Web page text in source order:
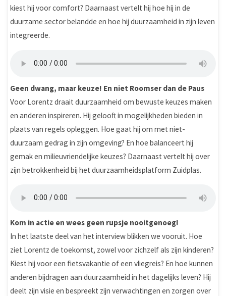
kiest hij voor comfort? Daarnaast vertelt hij hoe hij in de
duurzame sector belandde en hoe hij duurzaamheid in zijn leven
integreerde.
Geen dwang, maar keuze! En niet Roomser dan de Paus
Voor Lorentz draait duurzaamheid om bewuste keuzes maken
en anderen inspireren. Hij gelooft in mogelijkheden bieden in
plaats van regels opleggen. Hoe gaat hij om met niet-
duurzaam gedrag in zijn omgeving? En hoe balanceert hij
gemak en milieuvriendelijke keuzes? Daarnaast vertelt hij over
zijn betrokkenheid bij het duurzaamheidsplatform Zuidplas.
Kom in actie en wees geen rupsje nooitgenoeg!
In het laatste deel van het interview blikken we vooruit. Hoe
ziet Lorentz de toekomst, zowel voor zichzelf als zijn kinderen?
Kiest hij voor een fietsvakantie of een vliegreis? En hoe kunnen
anderen bijdragen aan duurzaamheid in het dagelijks leven? Hij
deelt zijn visie en bespreekt zijn verwachtingen en zorgen over